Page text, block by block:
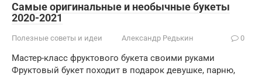
Самые оригинальные и необычные букеты
2020-2021
Полезные советы и идеи Александр Редькин 0
Мастер-класс фруктового букета своими руками
Фруктовый букет походит в подарок девушке, парню,